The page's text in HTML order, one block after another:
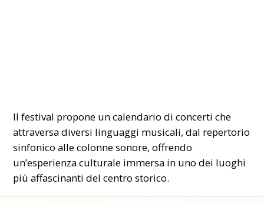
Il festival propone un calendario di concerti che
attraversa diversi linguaggi musicali, dal repertorio
sinfonico alle colonne sonore, offrendo
un’esperienza culturale immersa in uno dei luoghi
più affascinanti del centro storico.